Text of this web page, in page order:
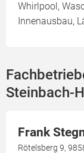
Whirlpool,
Innenausbau,
Steinbach-
Frank
Rötelsberg 9,